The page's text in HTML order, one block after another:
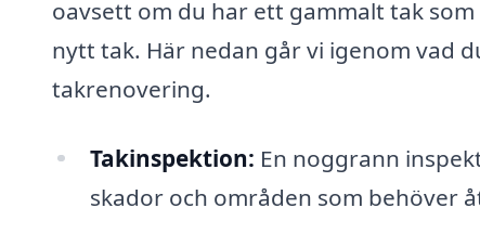
oavsett om du har ett gammalt tak
nytt tak. Här nedan går vi igenom vad
takrenovering.
Takinspektion: En noggrann
skador och områden som behöver